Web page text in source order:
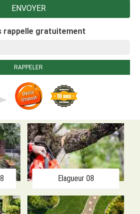
rappelle gratuitement
Elagueur 08